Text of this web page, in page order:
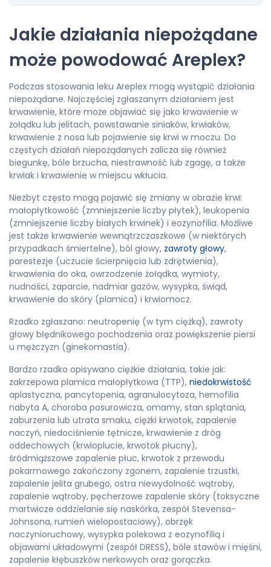
Jakie działania niepożądane
może powodować Areplex?
Podczas stosowania leku Areplex mogą wystąpić działania
niepożądane. Najczęściej zgłaszanym działaniem jest
krwawienie, które może objawiać się jako krwawienie w
żołądku lub jelitach, powstawanie siniaków, krwiaków,
krwawienie z nosa lub pojawienie się krwi w moczu. Do
częstych działań niepożądanych zalicza się również
biegunkę, bóle brzucha, niestrawność lub zgagę, a także
krwiak i krwawienie w miejscu wkłucia.
Niezbyt często mogą pojawić się zmiany w obrazie krwi:
małopłytkowość (zmniejszenie liczby płytek), leukopenia
(zmniejszenie liczby białych krwinek) i eozynofilia. Możliwe
jest także krwawienie wewnątrzczaszkowe (w niektórych
przypadkach śmiertelne), ból głowy, zawroty głowy,
parestezje (uczucie ścierpnięcia lub zdrętwienia),
krwawienia do oka, owrzodzenie żołądka, wymioty,
nudności, zaparcie, nadmiar gazów, wysypka, świąd,
krwawienie do skóry (plamica) i krwiomocz.
Rzadko zgłaszano: neutropenię (w tym ciężką), zawroty
głowy błędnikowego pochodzenia oraz powiększenie piersi
u mężczyzn (ginekomastia).
Bardzo rzadko opisywano ciężkie działania, takie jak:
zakrzepowa plamica małopłytkowa (TTP), niedokrwistość
aplastyczna, pancytopenia, agranulocytoza, hemofilia
nabyta A, choroba posurowicza, omamy, stan splątania,
zaburzenia lub utrata smaku, ciężki krwotok, zapalenie
naczyń, niedociśnienie tętnicze, krwawienie z dróg
oddechowych (krwioplucie, krwotok płucny),
śródmiąższowe zapalenie płuc, krwotok z przewodu
pokarmowego zakończony zgonem, zapalenie trzustki,
zapalenie jelita grubego, ostra niewydolność wątroby,
zapalenie wątroby, pęcherzowe zapalenie skóry (toksyczne
martwicze oddzielanie się naskórka, zespół Stevensa-
Johnsona, rumień wielopostaciowy), obrzęk
naczynioruchowy, wysypka polekowa z eozynofilią i
objawami układowymi (zespół DRESS), bóle stawów i mięśni,
zapalenie kłębuszków nerkowych oraz gorączka.